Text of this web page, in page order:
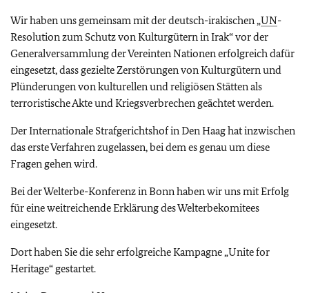
Wir haben uns gemeinsam mit der deutsch-irakischen „UN-
Resolution zum Schutz von Kulturgütern in Irak“ vor der
Generalversammlung der Vereinten Nationen erfolgreich dafür
eingesetzt, dass gezielte Zerstörungen von Kulturgütern und
Plünderungen von kulturellen und religiösen Stätten als
terroristische Akte und Kriegsverbrechen geächtet werden.
Der Internationale Strafgerichtshof in Den Haag hat inzwischen
das erste Verfahren zugelassen, bei dem es genau um diese
Fragen gehen wird.
Bei der Welterbe-Konferenz in Bonn haben wir uns mit Erfolg
für eine weitreichende Erklärung des Welterbekomitees
eingesetzt.
Dort haben Sie die sehr erfolgreiche Kampagne „Unite for
Heritage“ gestartet.